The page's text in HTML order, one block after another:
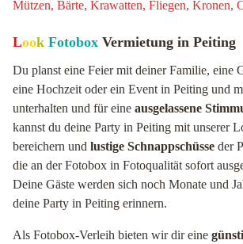
Look Fotobox Vermietung in Peiting
Du planst eine Feier mit deiner Familie, eine
eine Hochzeit oder ein Event in Peiting und
unterhalten und für eine ausgelassene
kannst du deine Party in Peiting mit unserer
bereichern und lustige Schnappschüsse der
die an der Fotobox in Fotoqualität sofort
Deine Gäste werden sich noch Monate und
deine Party in Peiting erinnern.
Als Fotobox-Verleih bieten wir dir eine